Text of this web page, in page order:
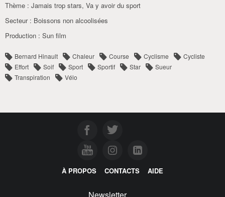
Thème : Jamais trop stars, Va y avoir du sport
Secteur : Boissons non alcoolisées
Production : Sun film
Bernard Hinault Chaleur Course Cyclisme
Cycliste
Effort
Soif Sport Sportif Star
Sueur
Transpiration
Vélo
À PROPOS CONTACTS AIDE